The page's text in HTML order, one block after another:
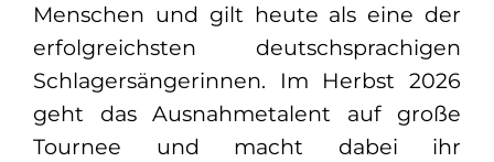
Menschen und gilt heute als eine der
erfolgreichsten deutschsprachigen
Schlagersängerinnen. Im Herbst 2026
geht das Ausnahmetalent auf große
Tournee und macht dabei ihr